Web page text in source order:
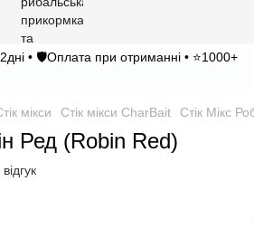
• 🛡️Оплата при отриманні • ⭐1000+
мікси Стік мікси CharBait Стік Мікс
Ред (Robin Red)